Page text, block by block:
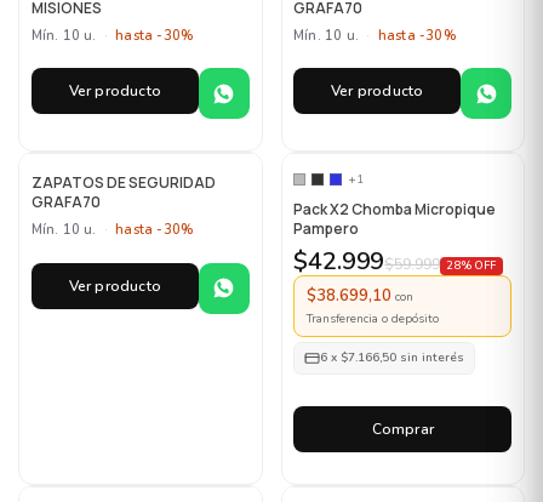
MISIONES
Mín. 10 u. · hasta -30%
Ver producto
GRAFA70
Mín. 10 u. · hasta -30%
Ver producto
ZAPATOS DE SEGURIDAD
GRAFA70
Mín. 10 u. · hasta -30%
Ver producto
+1
Pack X2 Chomba Micropique
Pampero
$42.999$59.999 28% OFF
$38.699,10 con
Transferencia o depósito
6 x $7.166,50 sin interés
Comprar